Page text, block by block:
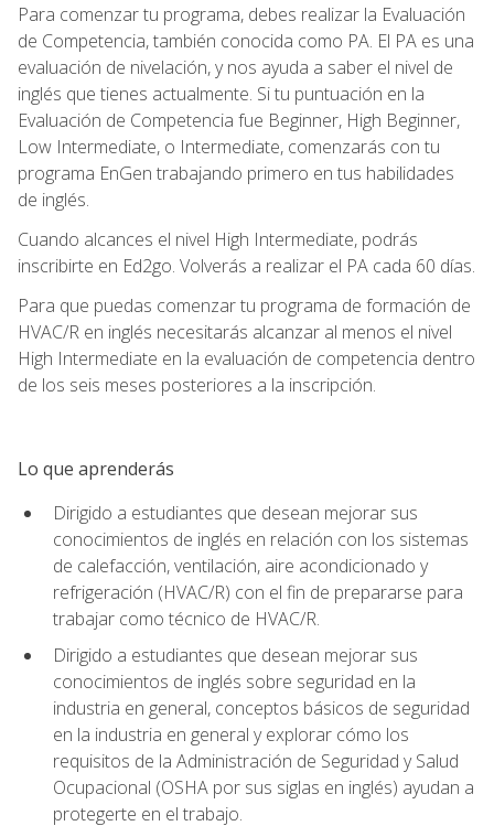
Para comenzar tu programa, debes realizar la Evaluación
de Competencia, también conocida como PA. El PA es una
evaluación de nivelación, y nos ayuda a saber el nivel de
inglés que tienes actualmente. Si tu puntuación en la
Evaluación de Competencia fue Beginner, High Beginner,
Low Intermediate, o Intermediate, comenzarás con tu
programa EnGen trabajando primero en tus habilidades
de inglés.
Cuando alcances el nivel High Intermediate, podrás
inscribirte en Ed2go. Volverás a realizar el PA cada 60 días.
Para que puedas comenzar tu programa de formación de
HVAC/R en inglés necesitarás alcanzar al menos el nivel
High Intermediate en la evaluación de competencia dentro
de los seis meses posteriores a la inscripción.
Lo que aprenderás
Dirigido a estudiantes que desean mejorar sus
conocimientos de inglés en relación con los sistemas
de calefacción, ventilación, aire acondicionado y
refrigeración (HVAC/R) con el fin de prepararse para
trabajar como técnico de HVAC/R.
Dirigido a estudiantes que desean mejorar sus
conocimientos de inglés sobre seguridad en la
industria en general, conceptos básicos de seguridad
en la industria en general y explorar cómo los
requisitos de la Administración de Seguridad y Salud
Ocupacional (OSHA por sus siglas en inglés) ayudan a
protegerte en el trabajo.